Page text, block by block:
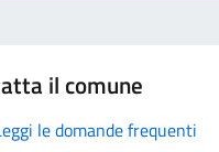
il comune
le domande frequenti